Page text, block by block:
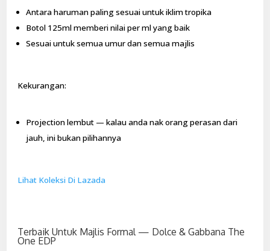
Antara haruman paling sesuai untuk iklim tropika
Botol 125ml memberi nilai per ml yang baik
Sesuai untuk semua umur dan semua majlis
Kekurangan:
Projection lembut — kalau anda nak orang perasan dari
jauh, ini bukan pilihannya
Lihat Koleksi Di Lazada
Terbaik Untuk Majlis Formal — Dolce & Gabbana The
One EDP